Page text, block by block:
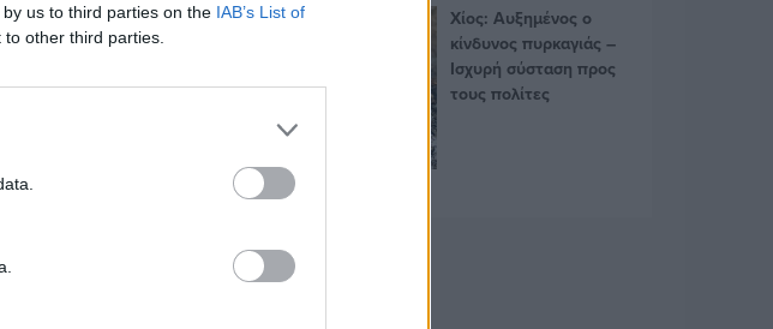
us to third parties on the IAB’s List of
other third parties.
τις ειδήσεις από
Χίος: Αυξημένος ο
κίνδυνος πυρκαγιάς –
Ισχυρή σύσταση προς
τους πολίτες